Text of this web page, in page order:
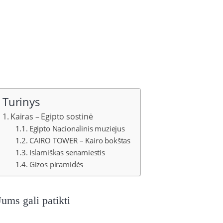
Turinys
Kairas – Egipto sostinė
Egipto Nacionalinis muziejus
CAIRO TOWER – Kairo bokštas
Islamiškas senamiestis
Gizos piramidės
gali patikti